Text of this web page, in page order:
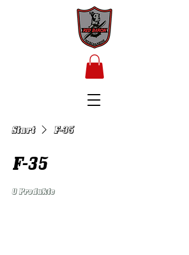
Start F-35
F-35
0 Produkte